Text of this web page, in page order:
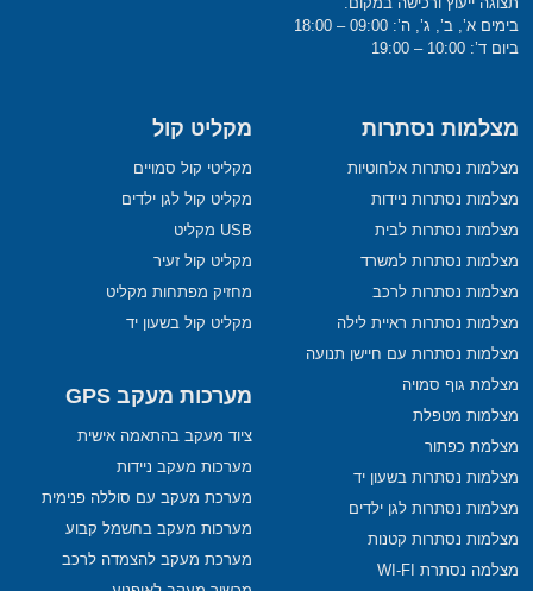
בימים א’, ב’, ג’, ה’: 09:00 – 18:00
ביום ד’: 10:00 – 19:00
מצלמות נסתרות
מצלמות נסתרות אלחוטיות
מצלמות נסתרות ניידות
מצלמות נסתרות לבית
מצלמות נסתרות למשרד
מצלמות נסתרות לרכב
מצלמות נסתרות ראיית לילה
מצלמות נסתרות עם חיישן תנועה
מצלמת גוף סמויה
מצלמות מטפלת
מצלמת כפתור
מצלמות נסתרות בשעון יד
מצלמות נסתרות לגן ילדים
מצלמות נסתרות קטנות
מצלמה נסתרת WI-FI
מקליט קול
מקליטי קול סמויים
מקליט קול לגן ילדים
USB מקליט
מקליט קול זעיר
מחזיק מפתחות מקליט
מקליט קול בשעון יד
מערכות מעקב GPS
ציוד מעקב בהתאמה אישית
מערכות מעקב ניידות
מערכת מעקב עם סוללה פנימית
מערכות מעקב בחשמל קבוע
מערכת מעקב להצמדה לרכב